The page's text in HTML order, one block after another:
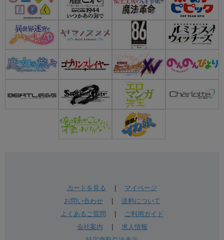
カートを見る
マイページ
お問い合わせ| 送料について
よくあるご質問
ご利用ガイド
会社案内
求人情報